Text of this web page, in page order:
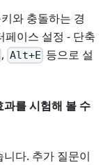
와 충돌하는 경
페이스 설정 - 단축
, Alt+E 등으로 설
를 시험해 볼 수
다. 추가 질문이